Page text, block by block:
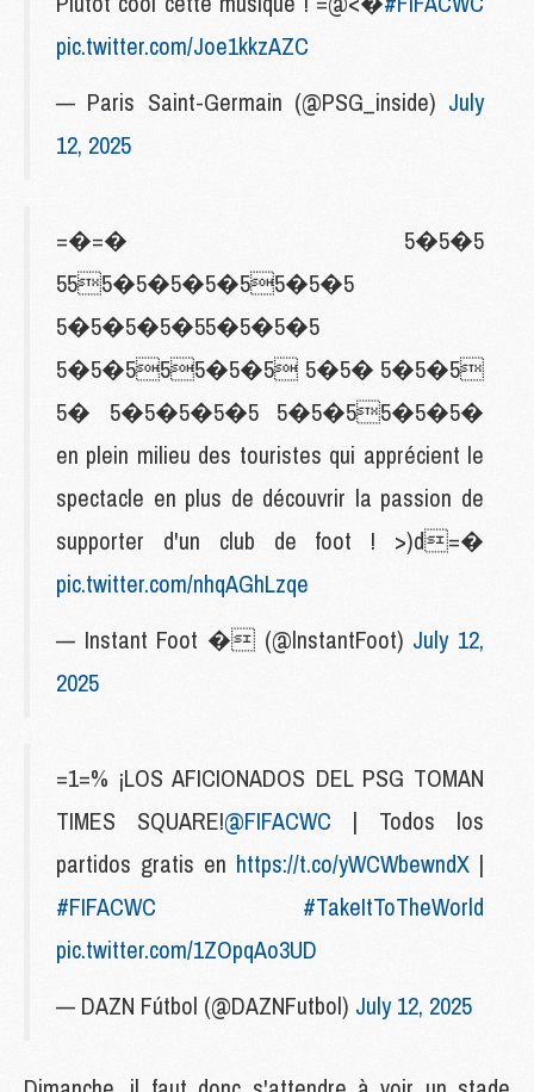
pic.twitter.com/Joe1kkzAZC
— Paris Saint-Germain (@PSG_inside) July
12, 2025
=�=� 5�5�5
555�5�5�5�55�5�5
5�5�5�5�55�5�5�5
5�5�555�5�5 5�5� 5�5�5
5� 5�5�5�5�5 5�5�55�5�5�
en plein milieu des touristes qui apprécient le
spectacle en plus de découvrir la passion de
supporter d'un club de foot ! >)d=�
pic.twitter.com/nhqAGhLzqe
— Instant Foot � (@lnstantFoot) July 12,
2025
=1=% ¡LOS AFICIONADOS DEL PSG TOMAN
TIMES SQUARE!@FIFACWC | Todos los
partidos gratis en https://t.co/yWCWbewndX |
#FIFACWC
#TakeItToTheWorld
pic.twitter.com/1ZOpqAo3UD
— DAZN Fútbol (@DAZNFutbol) July 12, 2025